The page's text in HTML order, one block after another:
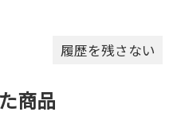
ください。履歴を残さない
商品